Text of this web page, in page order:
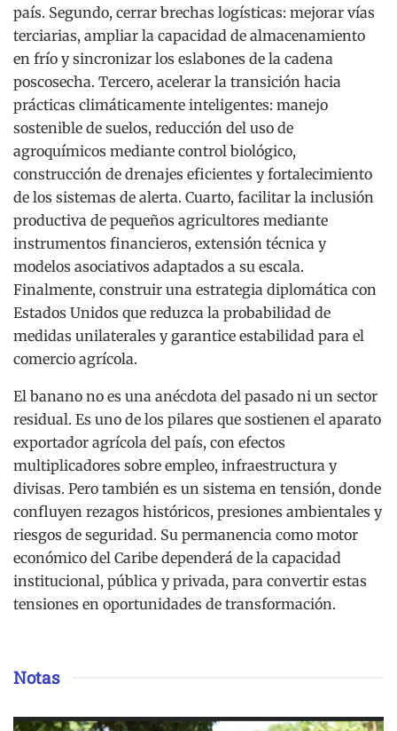
país. Segundo, cerrar brechas logísticas: mejorar vías
terciarias, ampliar la capacidad de almacenamiento
en frío y sincronizar los eslabones de la cadena
poscosecha. Tercero, acelerar la transición hacia
prácticas climáticamente inteligentes: manejo
sostenible de suelos, reducción del uso de
agroquímicos mediante control biológico,
construcción de drenajes eficientes y fortalecimiento
de los sistemas de alerta. Cuarto, facilitar la inclusión
productiva de pequeños agricultores mediante
instrumentos financieros, extensión técnica y
modelos asociativos adaptados a su escala.
Finalmente, construir una estrategia diplomática con
Estados Unidos que reduzca la probabilidad de
medidas unilaterales y garantice estabilidad para el
comercio agrícola.
El banano no es una anécdota del pasado ni un sector
residual. Es uno de los pilares que sostienen el aparato
exportador agrícola del país, con efectos
multiplicadores sobre empleo, infraestructura y
divisas. Pero también es un sistema en tensión, donde
confluyen rezagos históricos, presiones ambientales y
riesgos de seguridad. Su permanencia como motor
económico del Caribe dependerá de la capacidad
institucional, pública y privada, para convertir estas
tensiones en oportunidades de transformación.
Notas